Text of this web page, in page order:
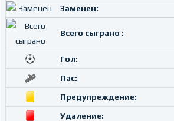
Заменен:
Всего сыграно :
Гол:
Пас:
Предупреждение:
Удаление: